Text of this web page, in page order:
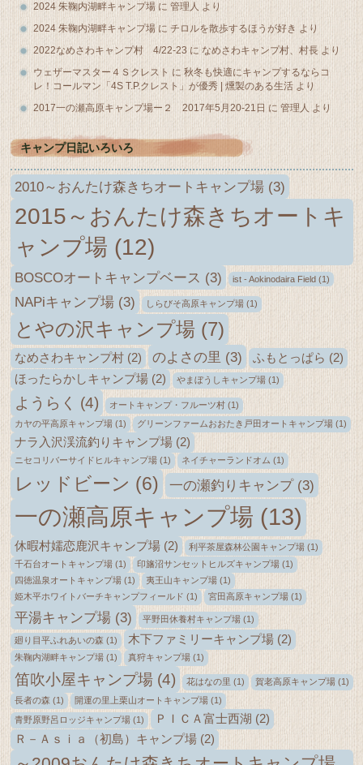
2024 朱鞠内湖畔キャンプ場 に 管理人 より
2024 朱鞠内湖畔キャンプ場 に チロルを散歩するほうが好き より
2022なめさわキャンプ村 4/22-23 に なめさわキャンプ村、村長 より
ウェザーマスター４Ｓクレスト に 秋冬も快適にキャンプするならコ
レ！コールマン「4S T.P.クレスト」が優秀 | 燻製のある生活 より
2017一の瀬高原キャンプ場ー２ 2017年5月20-21日 に 管理人 より
キャンプ日記いろいろ
2010～おんたけ森きちオートキャンプ場 (3)
2015～おんたけ森きちオートキ
ャンプ場 (12)
BOSCOオートキャンプベース (3) ist - Aokinodaira Field (1)
NAPiキャンプ場 (3) しらびそ高原キャンプ場 (1)
とやの沢キャンプ場 (7)
なめさわキャンプ村 (2) のよさの里 (3) ふもとっぱら (2)
ほったらかしキャンプ場 (2) やまぼうしキャンプ場 (1)
ようらく (4) オートキャンプ・フルーツ村 (1)
カヤの平高原キャンプ場 (1) グリーンファームおおたき戸田オートキャンプ場 (1)
ナラ入沢渓流釣りキャンプ場 (2)
ニセコリバーサイドヒルキャンプ場 (1) ネイチャーランドオム (1)
レッドビーン (6) 一の瀬釣りキャンプ(3)
一の瀬高原キャンプ場 (13)
休暇村嬬恋鹿沢キャンプ場 (2) 利平茶屋森林公園キャンプ場 (1)
千石台オートキャンプ場 (1) 印旛沼サンセットヒルズキャンプ場 (1)
四徳温泉オートキャンプ場 (1) 夷王山キャンプ場 (1)
姫木平ホワイトバーチキャンプフィールド (1) 宮田高原キャンプ場 (1)
平湯キャンプ場 (3) 平野田休養村キャンプ場 (1)
廻り目平ふれあいの森 (1) 木下ファミリーキャンプ場 (2)
朱鞠内湖畔キャンプ場 (1) 真狩キャンプ場 (1)
笛吹小屋キャンプ場 (4) 花はなの里 (1) 賀老高原キャンプ場 (1)
長者の森 (1) 開運の里上栗山オートキャンプ場 (1)
青野原野呂ロッジキャンプ場 (1) ＰＩＣＡ富士西湖 (2)
Ｒ－Ａｓｉａ（初島）キャンプ場 (2)